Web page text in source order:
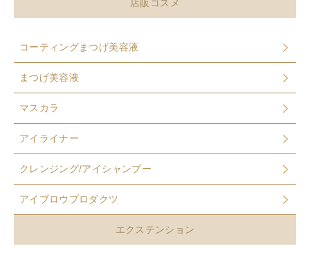
店販コスメ
コーティングまつげ美容液
まつげ美容液
マスカラ
アイライナー
クレンジング/アイシャンプー
アイブロウプロダクツ
エクステンション